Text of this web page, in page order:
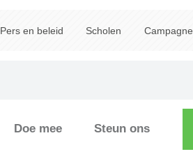
Pers en beleid Scholen Campagne
Doe mee Steun ons